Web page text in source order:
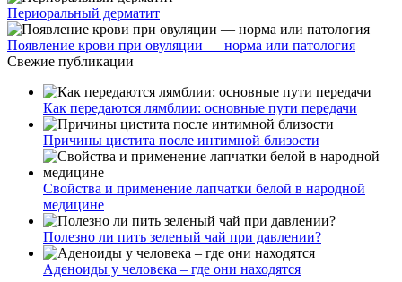
Периоральный дерматит
Появление крови при овуляции — норма или патология
Свежие публикации
Как передаются лямблии: основные пути передачи
Причины цистита после интимной близости
Свойства и применение лапчатки белой в народной
медицине
Полезно ли пить зеленый чай при давлении?
Аденоиды у человека – где они находятся